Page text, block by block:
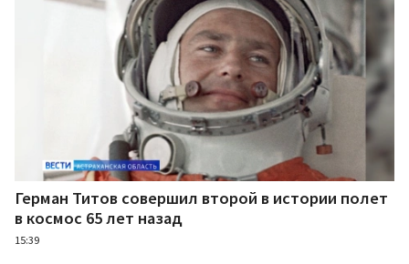
Герман Титов совершил второй в истории полет
в космос 65 лет назад
15:39